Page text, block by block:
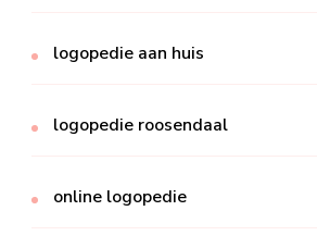
logopedie aan huis
logopedie roosendaal
online logopedie